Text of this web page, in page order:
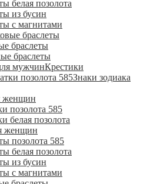
белая позолота
из бусин
с магнитами
браслеты
браслеты
браслеты
мужчинКрестики
позолота 585Знаки зодиака
женщин
позолота 585
белая позолота
женщин
позолота 585
белая позолота
из бусин
с магнитами